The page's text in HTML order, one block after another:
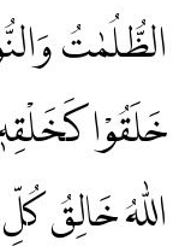
الظُّلُمٰتُ
خَلَقُوْا
اللّٰهُ خَالِقُ